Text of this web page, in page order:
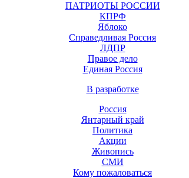
ПАТРИОТЫ РОССИИ
КПРФ
Яблоко
Справедливая Россия
ЛДПР
Правое дело
Единая Россия
В разработке
Россия
Янтарный край
Политика
Акции
Живопись
СМИ
Кому пожаловаться